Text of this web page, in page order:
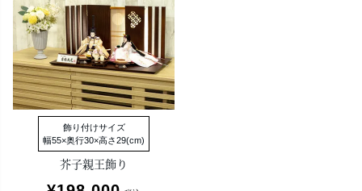
飾り付けサイズ
幅55×奥行30×高さ29(cm)
芥子親王飾り